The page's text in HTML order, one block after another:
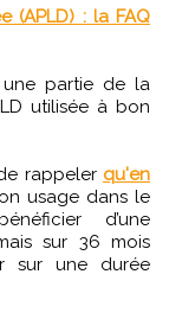
(APLD) : la FAQ
partie de la
utilisée à bon
rappeler qu'en
usage dans le
d’une
sur 36 mois
sur une durée